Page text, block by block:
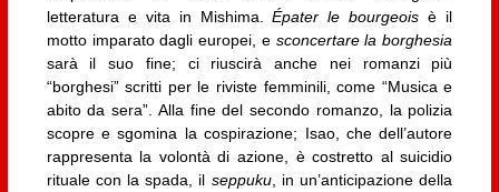
letteratura e vita in Mishima.Épater le bourgeois è il
motto imparato dagli europei, e sconcertare la borghesia
sarà il suo fine; ci riuscirà anche nei romanzi più
“borghesi” scritti per le riviste femminili, come “Musica e
abito da sera”. Alla fine del secondo romanzo, la polizia
scopre e sgomina la cospirazione; Isao, che dell’autore
rappresenta la volontà di azione, è costretto al suicidio
rituale con la spada, il seppuku, in un’anticipazione della